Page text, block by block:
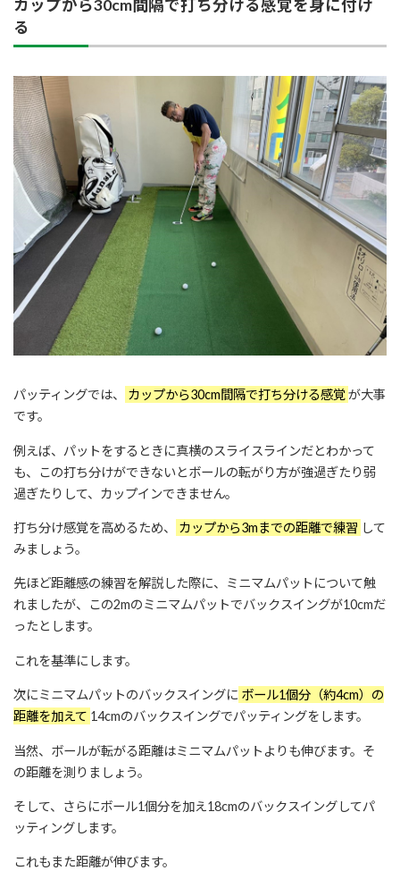
カップから30cm間隔で打ち分ける感覚を身に付け
る
パッティングでは、 カップから30cm間隔で打ち分ける感覚が大事
です。
例えば、パットをするときに真横のスライスラインだとわかって
も、この打ち分けができないとボールの転がり方が強過ぎたり弱
過ぎたりして、カップインできません。
打ち分け感覚を高めるため、 カップから3mまでの距離で練習 して
みましょう。
先ほど距離感の練習を解説した際に、ミニマムパットについて触
れましたが、この2mのミニマムパットでバックスイングが10cmだ
ったとします。
これを基準にします。
次にミニマムパットのバックスイングに ボール1個分（約4cm）の
距離を加えて 14cmのバックスイングでパッティングをします。
当然、ボールが転がる距離はミニマムパットよりも伸びます。そ
の距離を測りましょう。
そして、さらにボール1個分を加え18cmのバックスイングしてパ
ッティングします。
これもまた距離が伸びます。